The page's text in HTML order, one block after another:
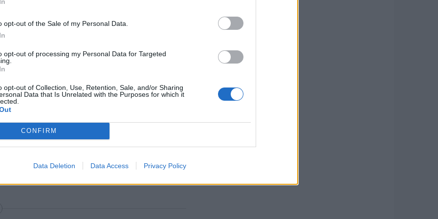
opt-out of the Sale of my Personal Data.
opt-out of processing my Personal Data for Targeted
opt-out of Collection, Use, Retention, Sale, and/or Sharing
Data that Is Unrelated with the Purposes for which it
CONFIRM
Data Deletion Data Access Privacy Policy